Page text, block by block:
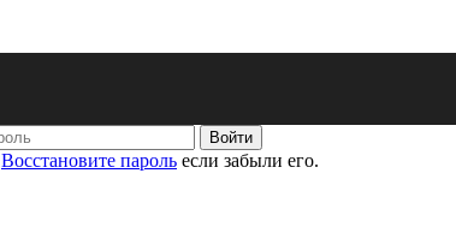
Восстановите пароль если забыли его.